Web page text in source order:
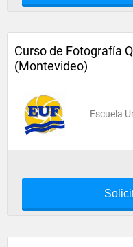
Curso de Fotografía
(Montevideo)
Escuela